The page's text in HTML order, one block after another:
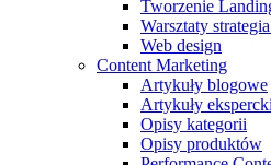
Tworzenie
Warsztaty
Web design
Content Marketing
Artykuły blogowe
Artykuły
Opisy kategorii
Opisy produktów